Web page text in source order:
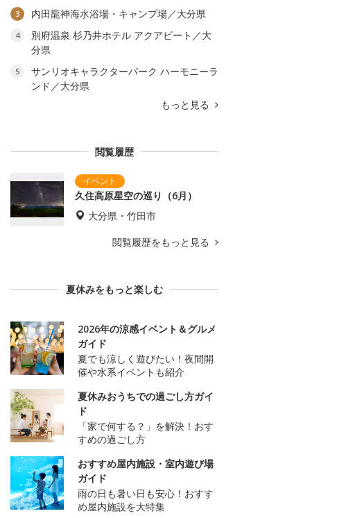
3 内田龍神海水浴場・キャンプ場／大分県
4
別府温泉 杉乃井ホテル アクアビート／大
分県
5
サンリオキャラクターパーク ハーモニーラ
ンド／大分県
もっと見る
閲覧履歴
久住高原星空の巡り（6月）
大分県・竹田市
閲覧履歴をもっと見る
夏休みをもっと楽しむ
2026年の涼感イベント＆グルメ
ガイド
夏でも涼しく遊びたい！夜間開
催や水系イベントも紹介
夏休みおうちでの過ごし方ガイ
ド
「家で何する？」を解決！おす
すめの過ごし方
おすすめ屋内施設・室内遊び場
ガイド
雨の日も暑い日も安心！おすす
め屋内施設を大特集